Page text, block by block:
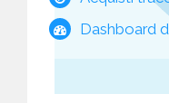
Dashboard